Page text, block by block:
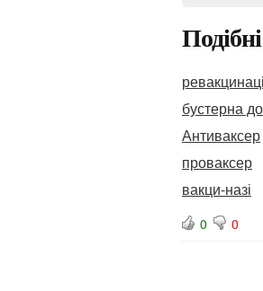
бустерна
Антиваксер
проваксер
вакци-назі
0 0